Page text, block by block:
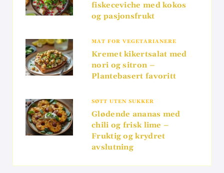
fiskeceviche med kokos
og pasjonsfrukt
MAT FOR VEGETARIANERE
Kremet kikertsalat med
nori og sitron –
Plantebasert favoritt
SØTT UTEN SUKKER
Glødende ananas med
chili og frisk lime –
Fruktig og krydret
avslutning